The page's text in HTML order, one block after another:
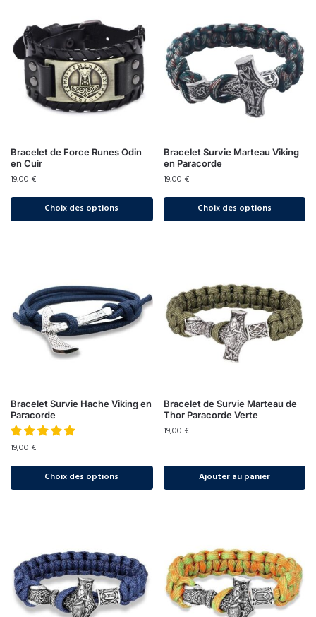
Bracelet de Force Runes Odin
en Cuir
19,00 €
Choix des options
Bracelet Survie Marteau Viking
en Paracorde
19,00 €
Choix des options
Bracelet Survie Hache Viking en
Paracorde
19,00 €
Choix des options
Bracelet de Survie Marteau de
Thor Paracorde Verte
19,00 €
Ajouter au panier